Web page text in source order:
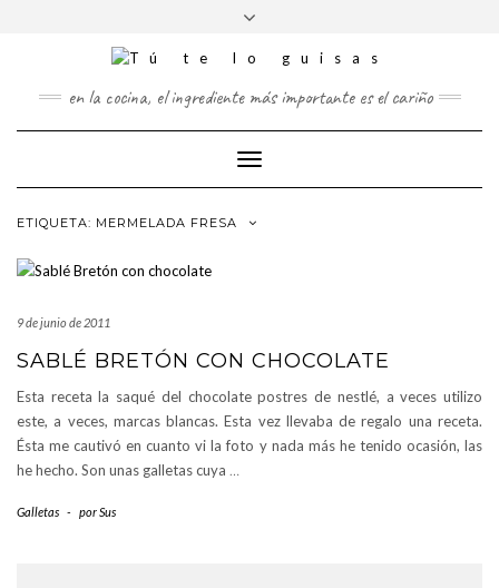
TWITTERPINTEREST
cabecera
en la cocina, el ingrediente más importante es el cariño
Cambiar
modo
navegación
ETIQUETA: MERMELADA FRESA
9 de junio de 2011
SABLÉ BRETÓN CON CHOCOLATE
Esta receta la saqué del chocolate postres de nestlé, a veces utilizo
este, a veces, marcas blancas. Esta vez llevaba de regalo una receta.
Ésta me cautivó en cuanto vi la foto y nada más he tenido ocasión, las
he hecho. Son unas galletas cuya …
Galletas - porSus